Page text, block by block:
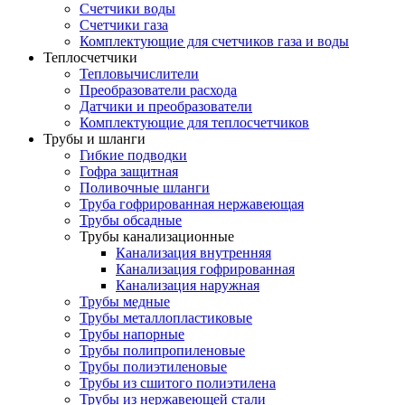
Счетчики воды
Счетчики газа
Комплектующие для счетчиков газа и воды
Теплосчетчики
Тепловычислители
Преобразователи расхода
Датчики и преобразователи
Комплектующие для теплосчетчиков
Трубы и шланги
Гибкие подводки
Гофра защитная
Поливочные шланги
Труба гофрированная нержавеющая
Трубы обсадные
Трубы канализационные
Канализация внутренняя
Канализация гофрированная
Канализация наружная
Трубы медные
Трубы металлопластиковые
Трубы напорные
Трубы полипропиленовые
Трубы полиэтиленовые
Трубы из сшитого полиэтилена
Трубы из нержавеющей стали